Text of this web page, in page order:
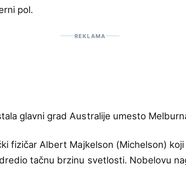
pol.
REKLAMA
glavni grad Australije umesto
fizičar Albert Majkelson (Michelson)
tačnu brzinu svetlosti. Nobelovu